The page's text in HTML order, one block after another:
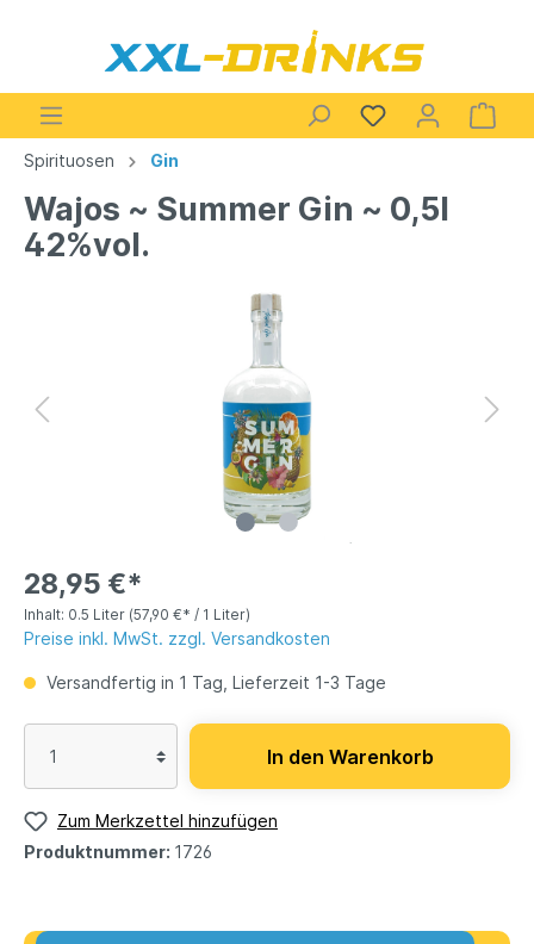
Spirituosen Gin
Wajos ~ Summer Gin ~ 0,5l
42%vol.
28,95 €*
Inhalt: 0.5 Liter (57,90 €* / 1 Liter)
Preise inkl. MwSt. zzgl. Versandkosten
Versandfertig in 1 Tag, Lieferzeit 1-3 Tage
In den Warenkorb
Zum Merkzettel hinzufügen
Produktnummer: 1726